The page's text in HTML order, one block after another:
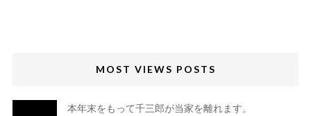
MOST VIEWS POSTS
本年末をもって千三郎が当家を離れます。